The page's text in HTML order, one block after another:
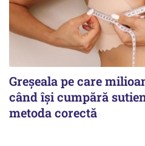
Greșeala pe care
când își cumpără
metoda corectă